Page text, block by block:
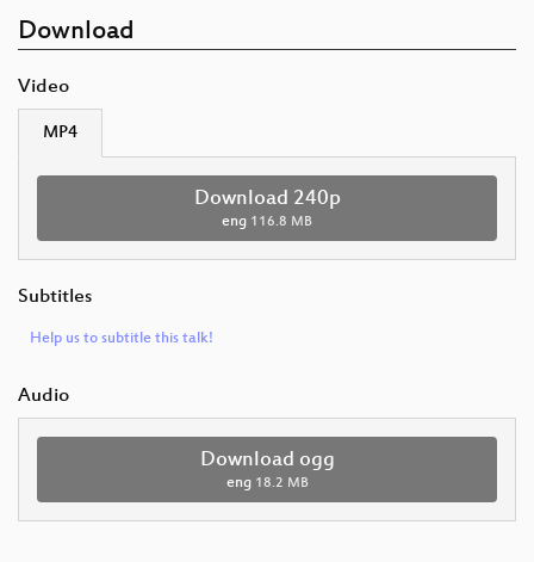
Download
Video
MP4
Download 240p
eng 116.8 MB
Subtitles
Help us to subtitle this talk!
Audio
Download ogg
eng 18.2 MB